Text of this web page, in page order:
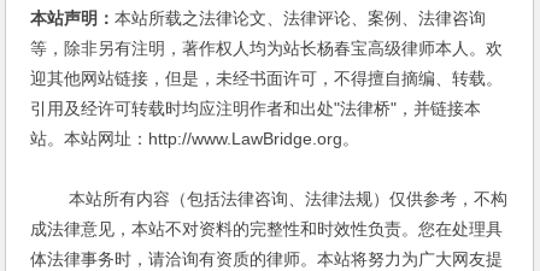
本站声明：本站所载之法律论文、法律评论、案例、法律咨询
等，除非另有注明，著作权人均为站长杨春宝高级律师本人。欢
迎其他网站链接，但是，未经书面许可，不得擅自摘编、转载。
引用及经许可转载时均应注明作者和出处"法律桥"，并链接本
站。本站网址：http://www.LawBridge.org。
本站所有内容（包括法律咨询、法律法规）仅供参考，不构
成法律意见，本站不对资料的完整性和时效性负责。您在处理具
体法律事务时，请洽询有资质的律师。本站将努力为广大网友提